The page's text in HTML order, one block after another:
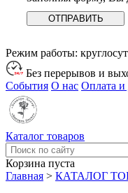
Режим работы:
Без перерывов и
События О нас Оплата и
Каталог товаров
Корзина пуста
Главная > КАТАЛОГ